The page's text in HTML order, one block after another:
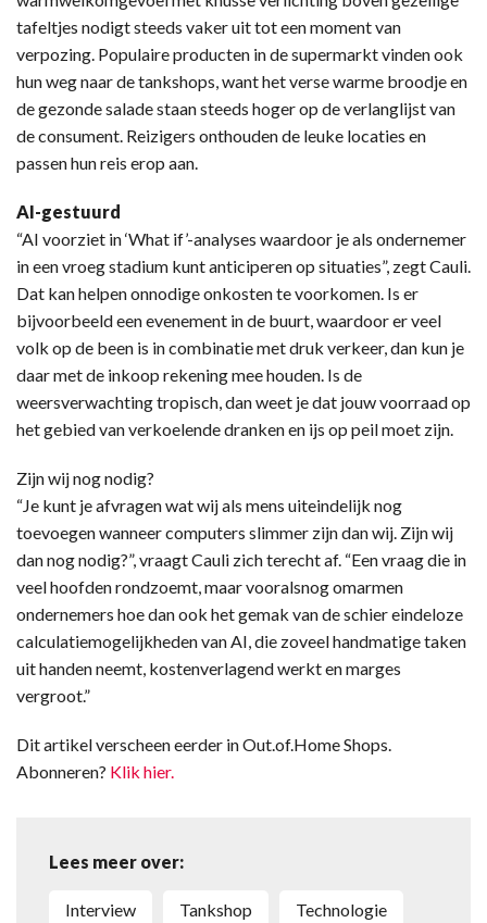
tafeltjes nodigt steeds vaker uit tot een moment van
verpozing. Populaire producten in de supermarkt vinden ook
hun weg naar de tankshops, want het verse warme broodje en
de gezonde salade staan steeds hoger op de verlanglijst van
de consument. Reizigers onthouden de leuke locaties en
passen hun reis erop aan.
AI-gestuurd
“AI voorziet in ‘What if’-analyses waardoor je als ondernemer
in een vroeg stadium kunt anticiperen op situaties”, zegt Cauli.
Dat kan helpen onnodige onkosten te voorkomen. Is er
bijvoorbeeld een evenement in de buurt, waardoor er veel
volk op de been is in combinatie met druk verkeer, dan kun je
daar met de inkoop rekening mee houden. Is de
weersverwachting tropisch, dan weet je dat jouw voorraad op
het gebied van verkoelende dranken en ijs op peil moet zijn.
Zijn wij nog nodig?
“Je kunt je afvragen wat wij als mens uiteindelijk nog
toevoegen wanneer computers slimmer zijn dan wij. Zijn wij
dan nog nodig?”, vraagt Cauli zich terecht af. “Een vraag die in
veel hoofden rondzoemt, maar vooralsnog omarmen
ondernemers hoe dan ook het gemak van de schier eindeloze
calculatiemogelijkheden van AI, die zoveel handmatige taken
uit handen neemt, kostenverlagend werkt en marges
vergroot.”
Dit artikel verscheen eerder in Out.of.Home Shops.
Abonneren? Klik hier.
Lees meer over:
interview tankshop technologie